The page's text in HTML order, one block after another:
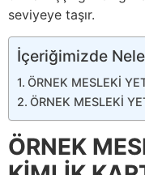
seviyeye taşır.
İçeriğimizde
ÖRNEK MESLEKİ
ÖRNEK MESLEKİ
ÖRNEK